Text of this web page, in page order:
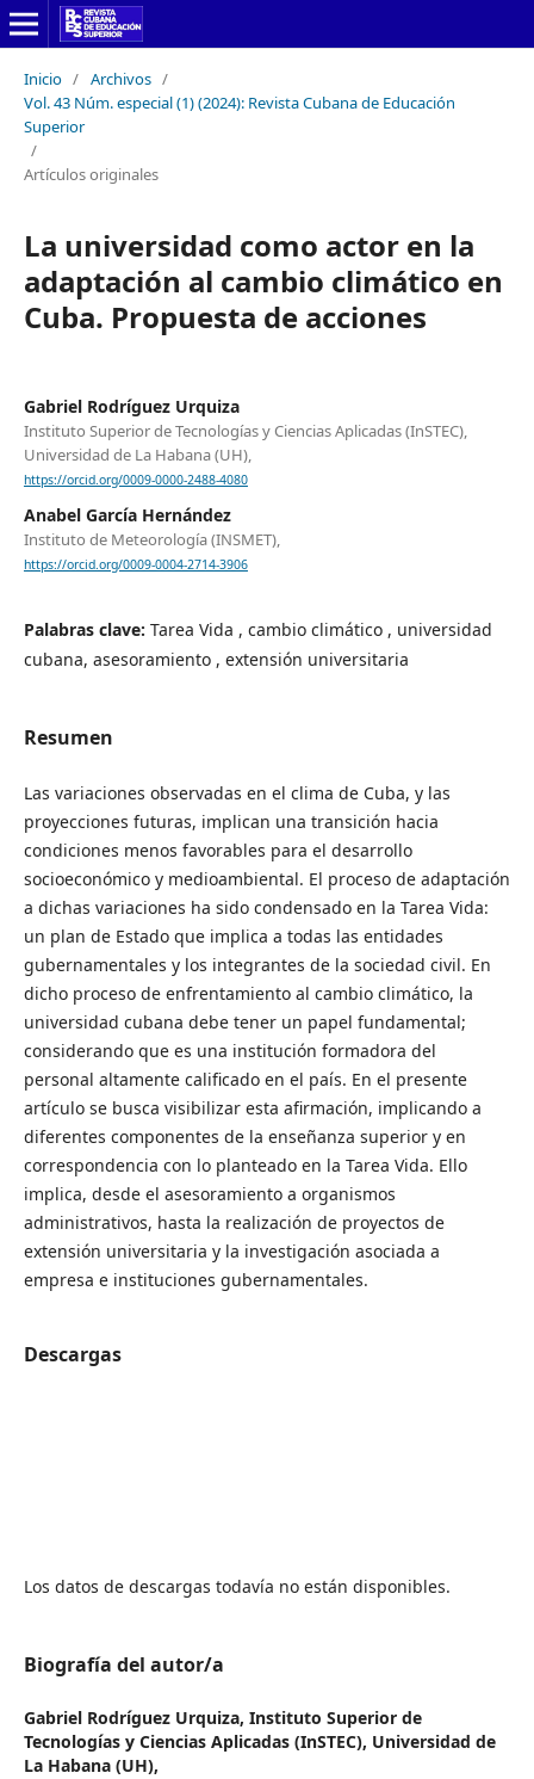
Inicio / Archivos /
Vol. 43 Núm. especial (1) (2024): Revista Cubana de Educación
Superior
/
Artículos originales
La universidad como actor en la
adaptación al cambio climático en
Cuba. Propuesta de acciones
Gabriel Rodríguez Urquiza
Instituto Superior de Tecnologías y Ciencias Aplicadas (InSTEC),
Universidad de La Habana (UH),
https://orcid.org/0009-0000-2488-4080
Anabel García Hernández
Instituto de Meteorología (INSMET),
https://orcid.org/0009-0004-2714-3906
Palabras clave: Tarea Vida , cambio climático , universidad
cubana, asesoramiento , extensión universitaria
Resumen
Las variaciones observadas en el clima de Cuba, y las
proyecciones futuras, implican una transición hacia
condiciones menos favorables para el desarrollo
socioeconómico y medioambiental. El proceso de adaptación
a dichas variaciones ha sido condensado en la Tarea Vida:
un plan de Estado que implica a todas las entidades
gubernamentales y los integrantes de la sociedad civil. En
dicho proceso de enfrentamiento al cambio climático, la
universidad cubana debe tener un papel fundamental;
considerando que es una institución formadora del
personal altamente calificado en el país. En el presente
artículo se busca visibilizar esta afirmación, implicando a
diferentes componentes de la enseñanza superior y en
correspondencia con lo planteado en la Tarea Vida. Ello
implica, desde el asesoramiento a organismos
administrativos, hasta la realización de proyectos de
extensión universitaria y la investigación asociada a
empresa e instituciones gubernamentales.
Descargas
Los datos de descargas todavía no están disponibles.
Biografía del autor/a
Gabriel Rodríguez Urquiza, Instituto Superior de
Tecnologías y Ciencias Aplicadas (InSTEC), Universidad de
La Habana (UH),